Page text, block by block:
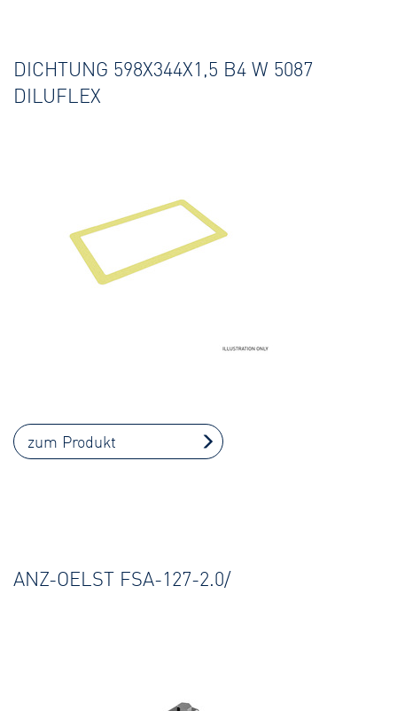
DICHTUNG 598X344X1,5 B4 W 5087
DILUFLEX
zum Produkt
ANZ-OELST FSA-127-2.0/